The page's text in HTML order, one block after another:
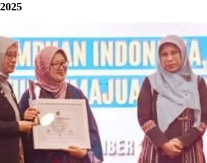
Biro Komunikasi Kementerian Pariwisata).